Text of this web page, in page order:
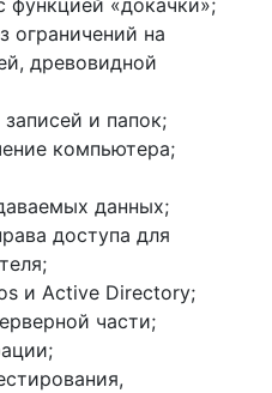
функцией «докачки»;
ограничений на
древовидной
и папок;
компьютера;
данных;
доступа для
и Active Directory;
части;